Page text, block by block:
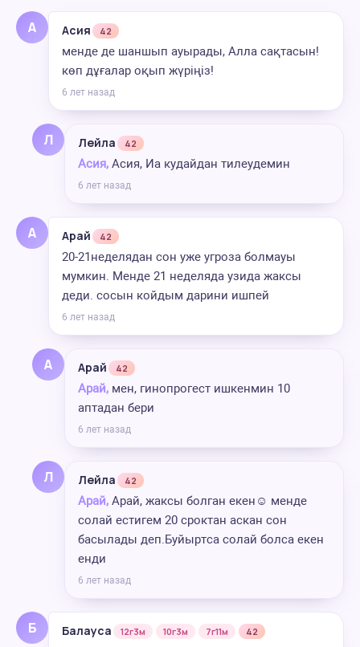
А Асия 42
менде де шаншып ауырады, Алла сақтасын!
көп дұғалар оқып жүріңіз!
6 лет назад
Л Лейла 42
Асия, Асия, Иа кудайдан тилеудемин
6 лет назад
А Арай 42
20-21неделядан сон уже угроза болмауы
мумкин. Менде 21 неделяда узида жаксы
деди. сосын койдым дарини ишпей
6 лет назад
А Арай 42
Арай, мен, гинопрогест ишкенмин 10
аптадан бери
6 лет назад
Л Лейла 42
Арай, Арай, жаксы болган екен☺️ менде
солай естигем 20 сроктан аскан сон
басылады деп.Буйыртса солай болса екен
енди
6 лет назад
Б Балауса 12г3м 10г3м 7г11м 42